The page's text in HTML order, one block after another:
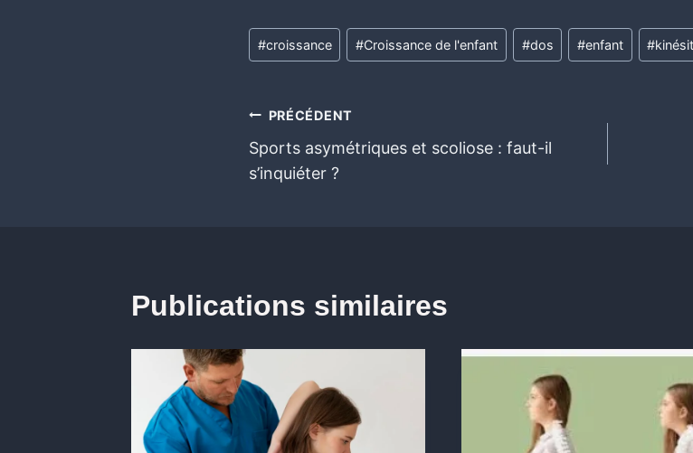
#croissance #Croissance de l'enfant #dos #enfant #
PRÉCÉDENT
Sports asymétriques et scoliose : faut-il
s’inquiéter ?
Publications similaires